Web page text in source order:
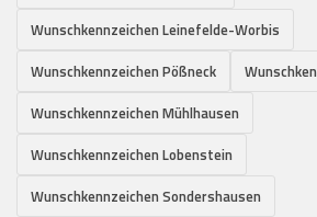
Wunschkennzeichen Leinefelde-Worbis
Wunschkennzeichen Pößneck
Wunschkennzeichen Mühlhausen
Wunschkennzeichen Lobenstein
Wunschkennzeichen Sondershausen